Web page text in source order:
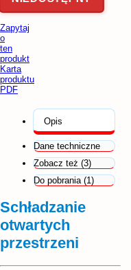
Zapytaj
o
ten
produkt
Karta
produktu
PDF
Opis
Dane techniczne
Zobacz też (3)
Do pobrania (1)
Schładzanie
otwartych
przestrzeni